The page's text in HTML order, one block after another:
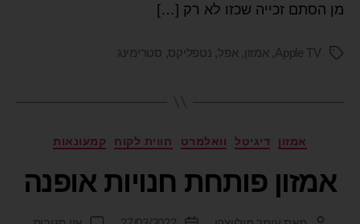
מן הסתם זכייה שכזו לא רק […]
Apple TV
, אמזון , אפל, נטפליקס, סטרימינג
אמזון דיגיטל וואלמרט חווית לקוח קמעונאות
אמזון פותחת חנויות אופנה